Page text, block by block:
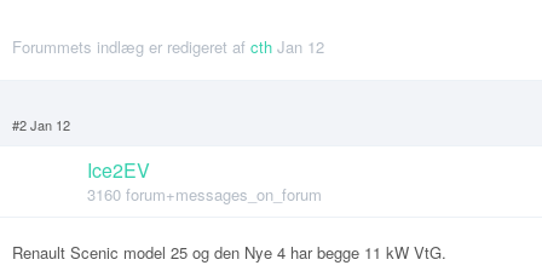
Forummets indlæg er redigeret af cth Jan 12
#2 Jan 12
Ice2EV
3160 forum+messages_on_forum
Renault Scenic model 25 og den Nye 4 har begge 11 kW VtG.